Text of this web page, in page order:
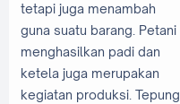
tetapi juga menambah
guna suatu barang. Petani
menghasilkan padi dan
ketela juga merupakan
kegiatan produksi. Tepung